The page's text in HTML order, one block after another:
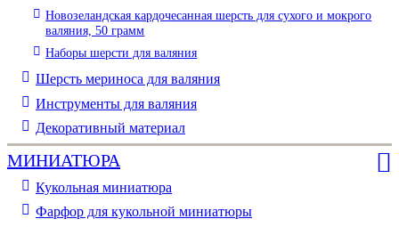
Новозеландская кардочесанная шерсть для сухого и мокрого
валяния, 50 грамм
Наборы шерсти для валяния
Шерсть мериноса для валяния
Инструменты для валяния
Декоративный материал
МИНИАТЮРА
Кукольная миниатюра
Фарфор для кукольной миниатюры